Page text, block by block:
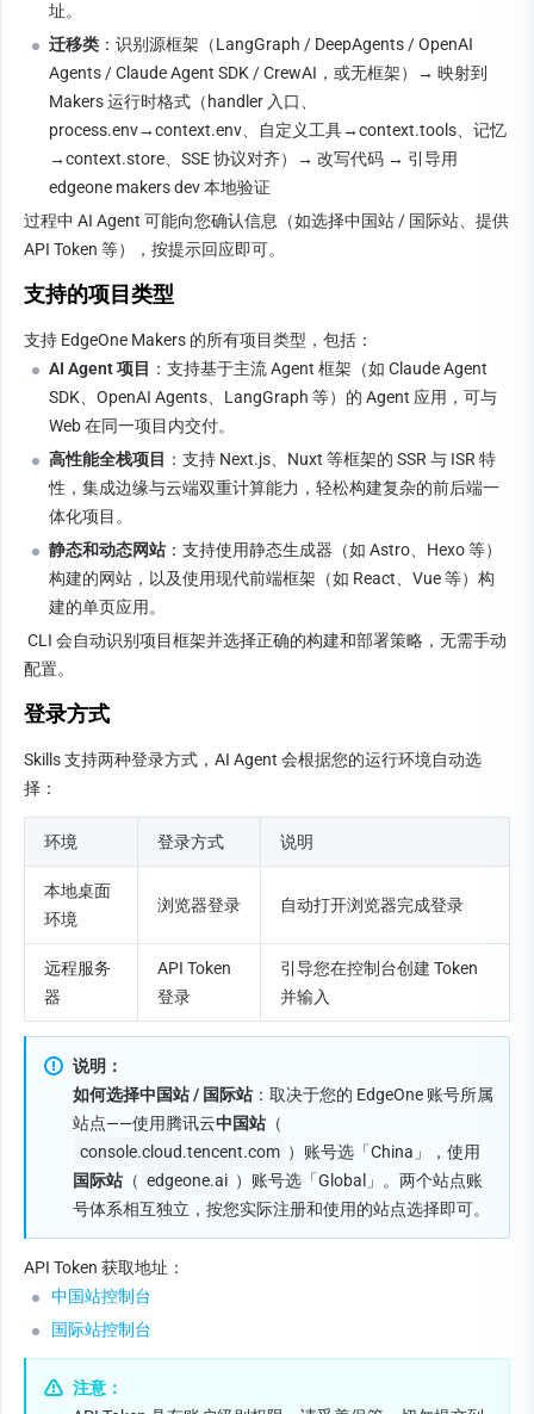
址。
迁移类 ：识别源框架（LangGraph / DeepAgents / OpenAI
Agents / Claude Agent SDK / CrewAI，或无框架）→ 映射到
Makers 运行时格式（handler 入口、
process.env→context.env、自定义工具→context.tools、记忆
→context.store、SSE 协议对齐）→ 改写代码 → 引导用
edgeone makers dev 本地验证
过程中 AI Agent 可能向您确认信息（如选择中国站 / 国际站、提供
API Token 等），按提示回应即可。
支持的项目类型
支持 EdgeOne Makers 的所有项目类型，包括：
AI Agent 项目 ：支持基于主流 Agent 框架（如 Claude Agent
SDK、OpenAI Agents、LangGraph 等）的 Agent 应用，可与
Web 在同一项目内交付。
高性能全栈项目 ：支持 Next.js、Nuxt 等框架的 SSR 与 ISR 特
性，集成边缘与云端双重计算能力，轻松构建复杂的前后端一
体化项目。
静态和动态网站 ：支持使用静态生成器（如 Astro、Hexo 等）
构建的网站，以及使用现代前端框架（如 React、Vue 等）构
建的单页应用。
配置。
登录方式
Skills 支持两种登录方式，AI Agent 会根据您的运行环境自动选
择：
环境 登录方式 说明
本地桌面
环境
浏览器登录 自动打开浏览器完成登录
远程服务
器
API Token
登录
引导您在控制台创建 Token
并输入
说明：
如何选择中国站 / 国际站 ：取决于您的 EdgeOne 账号所属
站点——使用腾讯云中国站 （
console.cloud.tencent.com ）账号选「China」，使用
国际站 （ edgeone.ai ）账号选「Global」。两个站点账
号体系相互独立，按您实际注册和使用的站点选择即可。
API Token 获取地址：
中国站控制台
国际站控制台
注意：